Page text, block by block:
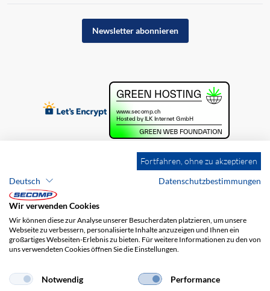
Newsletter abonnieren
Brands Impressum
AGB
Haftungsausschluss
Versandkosten
Fortfahren, ohne zu akzeptieren
Deutsch
Datenschutzbestimmungen
Wir verwenden Cookies
Wir können diese zur Analyse unserer Besucherdaten platzieren, um unsere
Webseite zu verbessern, personalisierte Inhalte anzuzeigen und Ihnen ein
großartiges Webseiten-Erlebnis zu bieten. Für weitere Informationen zu den von
uns verwendeten Cookies öffnen Sie die Einstellungen.
Notwendig Performance